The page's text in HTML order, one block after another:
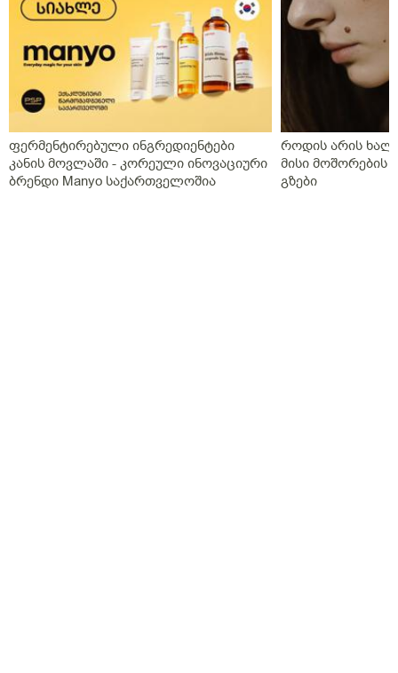
ფერმენტირებული ინგრედიენტები
კანის მოვლაში - კორეული ინოვაციური
ბრენდი Manyo საქართველოშია
როდის არის
მისი მოშორების
გზები